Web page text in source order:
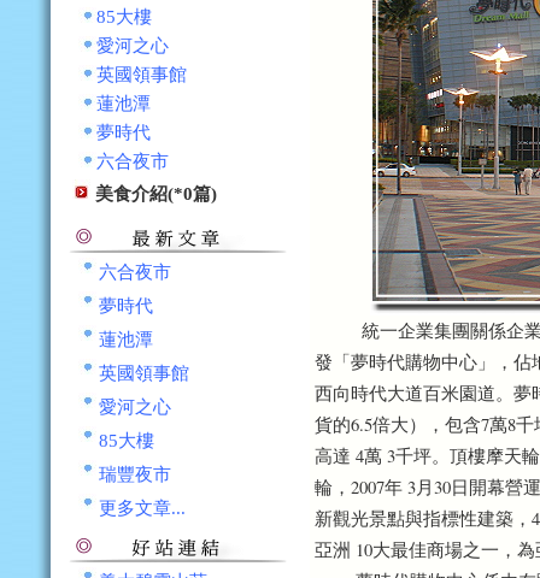
85大樓
愛河之心
英國領事館
蓮池潭
夢時代
六合夜市
美食介紹(*0篇)
六合夜市
夢時代
蓮池潭
英國領事館
愛河之心
85大樓
瑞豐夜市
更多文章...
統一企業集團關係企業
發「夢時代購物中心」，佔
西向時代大道百米園道。夢
貨的6.5倍大），包含7萬8
高達 4萬 3千坪。頂樓摩天
輪，2007年 3月30日開幕營
新觀光景點與指標性建築，
亞洲 10大最佳商場之一，